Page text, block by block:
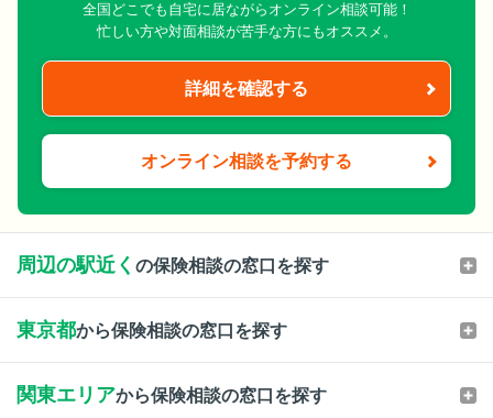
全国どこでも自宅に居ながらオンライン相談可能！
忙しい方や対面相談が苦手な方にもオススメ。
詳細を確認する
オンライン相談を予約する
周辺の駅近く の保険相談の窓口を探す
東京都から保険相談の窓口を探す
関東エリアから保険相談の窓口を探す